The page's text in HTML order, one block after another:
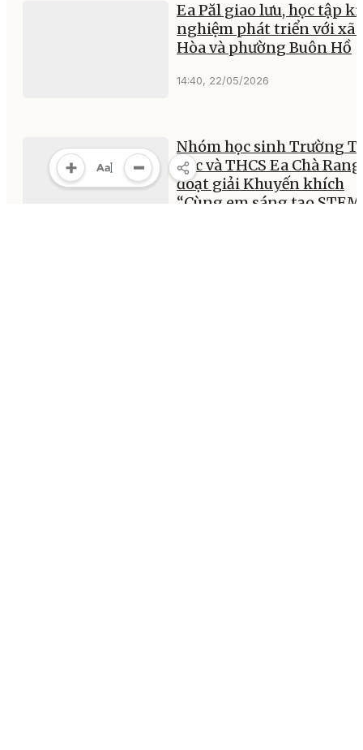
Ea Păl giao lưu, học tập
nghiệm phát triển với xã
Hòa và phường Buôn Hồ
14:40, 22/05/2026
Nhóm học sinh Trường
học và THCS Ea Chà Rang
đoạt giải Khuyến khích
“Cùng em sáng tạo STEM